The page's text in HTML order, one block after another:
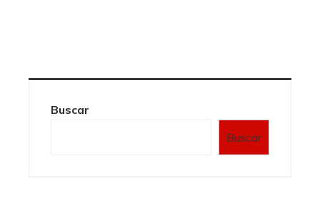
Buscar
Buscar